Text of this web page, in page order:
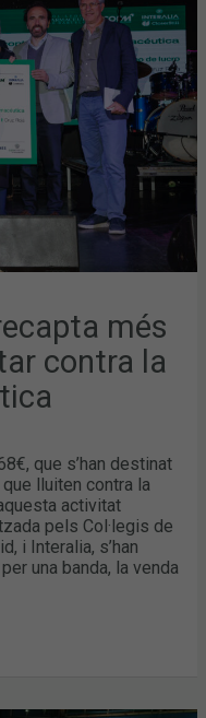
més
contra la
que s’han destinat
lluiten contra la
activitat
pels Col·legis de
i Interalia, s’han
una banda, la venda